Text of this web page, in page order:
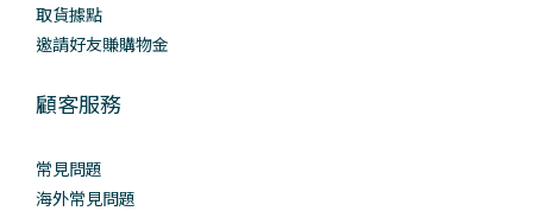
取貨據點
邀請好友賺購物金
顧客服務
常見問題
海外常見問題